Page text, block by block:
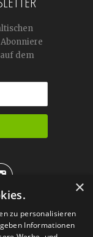
dem
×
zu personalisieren
Informationen